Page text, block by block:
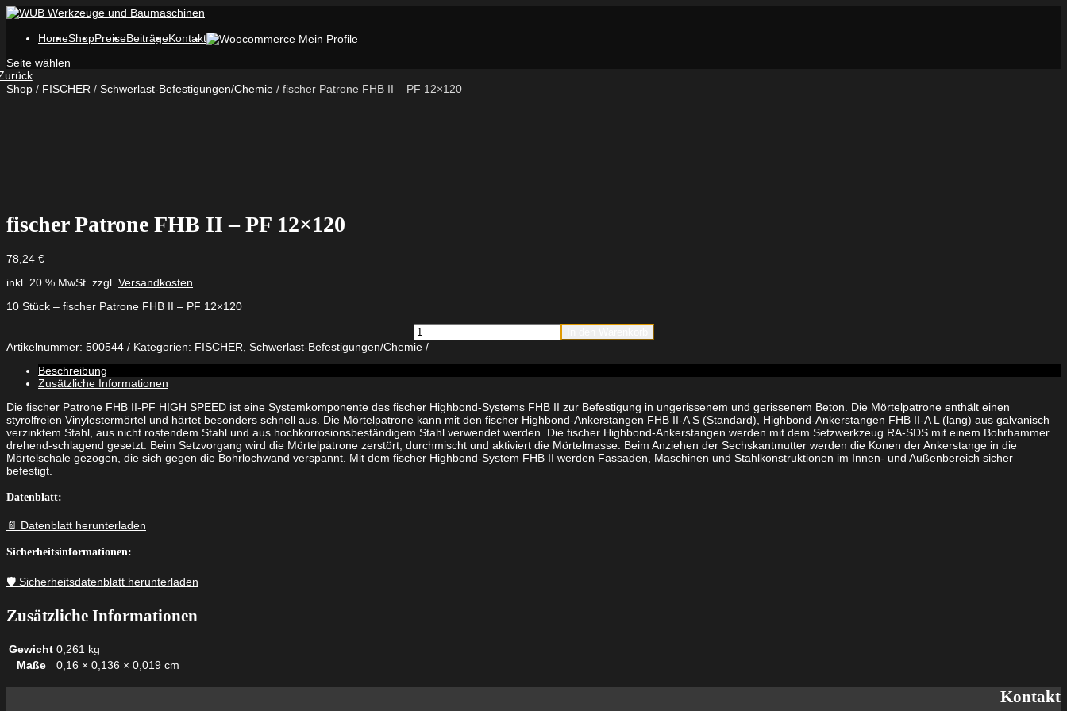
HomeShopPreiseBeiträgeKontakt
Seite wählen
Shop / FISCHER / Schwerlast-Befestigungen/Chemie / fischer Patrone FHB II – PF 12×120
fischer Patrone FHB II – PF 12×120
78,24 €
inkl. 20 % MwSt. zzgl. Versandkosten
10 Stück – fischer Patrone FHB II – PF 12×120
fischer
Patrone
FHB
II
-
12x120
Menge
Artikelnummer: 500544 Kategorien: FISCHER Schwerlast-Befestigungen/Chemie
Beschreibung
Zusätzliche Informationen
Die fischer Patrone FHB II-PF HIGH SPEED ist eine Systemkomponente des fischer Highbond-Systems FHB II zur Befestigung in ungerissenem und gerissenem Beton. Die Mörtelpatrone enthält einen
styrolfreien Vinylestermörtel und härtet besonders schnell aus. Die Mörtelpatrone kann mit den fischer Highbond-Ankerstangen FHB II-A S (Standard), Highbond-Ankerstangen FHB II-A L (lang) aus galvanisch
verzinktem Stahl, aus nicht rostendem Stahl und aus hochkorrosionsbeständigem Stahl verwendet werden. Die fischer Highbond-Ankerstangen werden mit dem Setzwerkzeug RA-SDS mit einem Bohrhammer
drehend-schlagend gesetzt. Beim Setzvorgang wird die Mörtelpatrone zerstört, durchmischt und aktiviert die Mörtelmasse. Beim Anziehen der Sechskantmutter werden die Konen der Ankerstange in die
Mörtelschale gezogen, die sich gegen die Bohrlochwand verspannt. Mit dem fischer Highbond-System FHB II werden Fassaden, Maschinen und Stahlkonstruktionen im Innen- und Außenbereich sicher
befestigt.
Datenblatt:
📄 Datenblatt herunterladen
Sicherheitsinformationen:
🛡️ Sicherheitsdatenblatt herunterladen
Zusätzliche Informationen
Gewicht 0,261 kg
Maße
0,16 × 0,136 × 0,019 cm
Kontakt